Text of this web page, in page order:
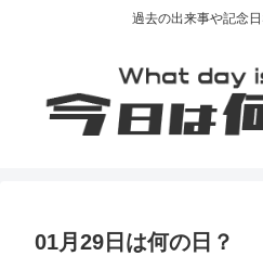
過去の出来事や記念日
01月29日は何の日？